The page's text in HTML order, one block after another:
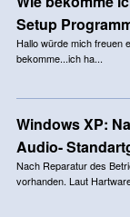
Setup
Hallo würde mich freuen
bekomme...ich ha...
Windows XP:
Audio-
Nach Reparatur des
vorhanden. Laut